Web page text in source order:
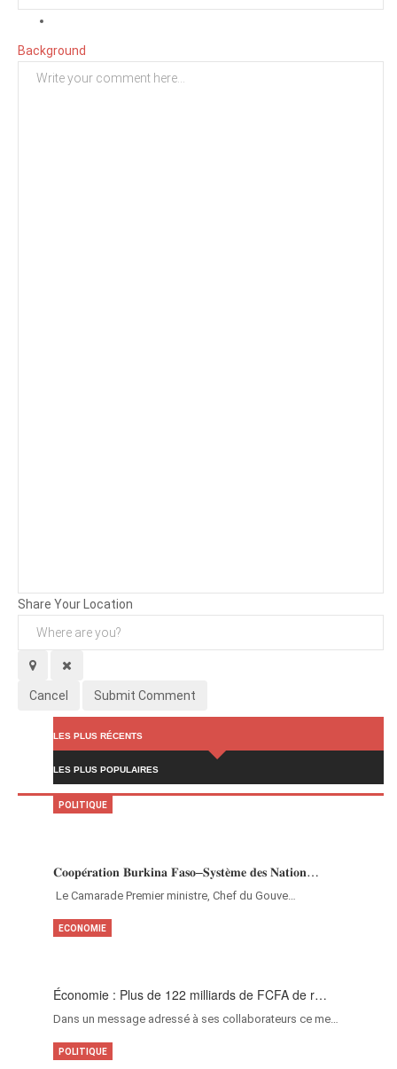
Background
Share Your Location
Cancel Submit Comment
LES PLUS RÉCENTS
LES PLUS POPULAIRES
𝐂𝐨𝐨𝐩𝐞́𝐫𝐚𝐭𝐢𝐨𝐧 𝐁𝐮𝐫𝐤𝐢𝐧𝐚 𝐅𝐚𝐬𝐨–𝐒𝐲𝐬𝐭𝐞̀𝐦𝐞 𝐝𝐞𝐬 𝐍𝐚𝐭𝐢𝐨𝐧…
‎Le Camarade Premier ministre, Chef du Gouve…
POLITIQUE
Économie : Plus de 122 milliards de FCFA de r…
Dans un message adressé à ses collaborateurs ce me…
ECONOMIE
POLITIQUE